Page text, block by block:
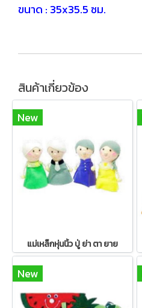
ขนาด : 35x35.5 ซม.
สินค้าเกี่ยวข้อง
New
แม่เหล็กหุ่นนิ้ว ปู่ ย่า ตา ยาย
New